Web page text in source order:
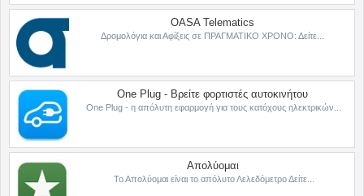
OASA Telematics
Δρομολόγια και Αφίξεις σε ΠΡΑΓΜΑΤΙΚΟ ΧΡΟΝΟ: Δείτε...
One Plug - Βρείτε φορτιστές αυτοκινήτου
One Plug - η απόλυτη εφαρμογή για τους κατόχους ηλεκτρικών...
Απολύομαι
Το Απολύομαι είναι το απόλυτο Λελεδόμετρο Δείτε...